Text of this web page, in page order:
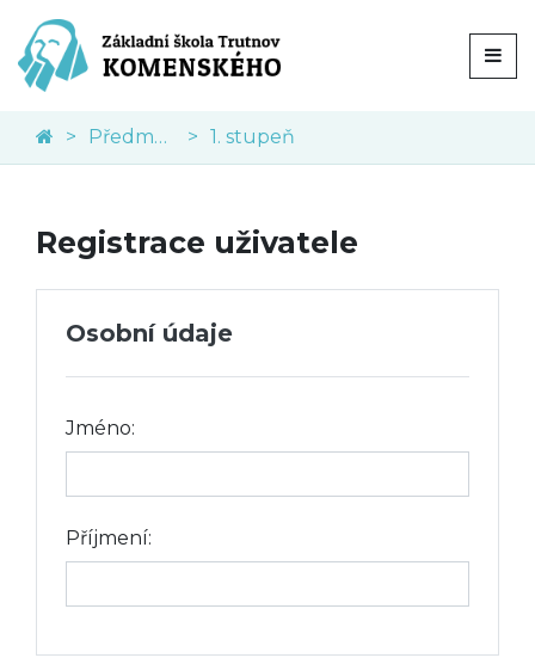
Předměty 1. stupeň
Registrace uživatele
Osobní údaje
Jméno:
Příjmení: